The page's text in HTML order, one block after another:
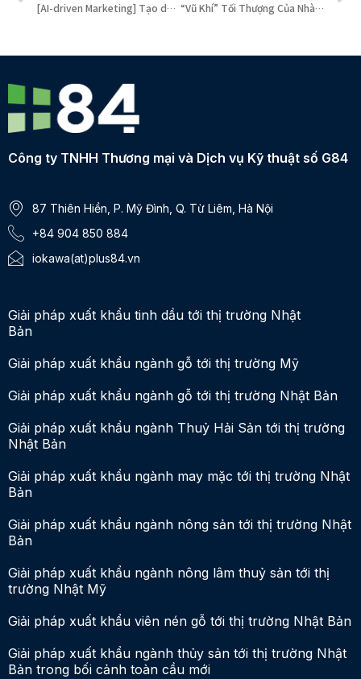
[AI-driven Marketing] Tạo dựng doanh nghiệp bất bại với AI trong cốt lõi “Vũ Khí” Tối Thượng Của Nhà Tiếp Thị Trong Kỷ Nguyên AI
Công ty TNHH Thương mại và Dịch vụ Kỹ thuật số G84
87 Thiên Hiền, P. Mỹ Đình, Q. Từ Liêm, Hà Nội
+84 904 850 884
iokawa(at)plus84.vn
Giải pháp xuất khẩu tinh dầu tới thị trường Nhật
Bản
Giải pháp xuất khẩu ngành gỗ tới thị trường Mỹ
Giải pháp xuất khẩu ngành gỗ tới thị trường Nhật Bản
Giải pháp xuất khẩu ngành Thuỷ Hải Sản tới thị trường
Nhật Bản
Giải pháp xuất khẩu ngành may mặc tới thị trường Nhật
Bản
Giải pháp xuất khẩu ngành nông sản tới thị trường Nhật
Bản
Giải pháp xuất khẩu ngành nông lâm thuỷ sản tới thị
trường Nhật Mỹ
Giải pháp xuất khẩu viên nén gỗ tới thị trường Nhật Bản
Giải pháp xuất khẩu ngành thủy sản tới thị trường Nhật
Bản trong bối cảnh toàn cầu mới